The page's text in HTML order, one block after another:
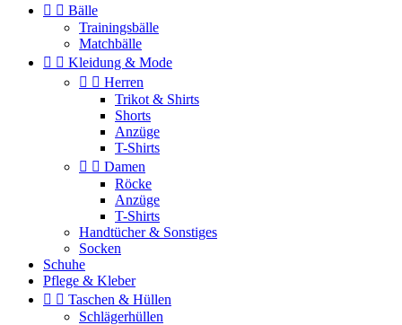
  Bälle
Trainingsbälle
Matchbälle
  Kleidung & Mode
  Herren
Trikot & Shirts
Shorts
Anzüge
T-Shirts
  Damen
Röcke
Anzüge
T-Shirts
Handtücher & Sonstiges
Socken
Schuhe
Pflege & Kleber
  Taschen & Hüllen
Schlägerhüllen